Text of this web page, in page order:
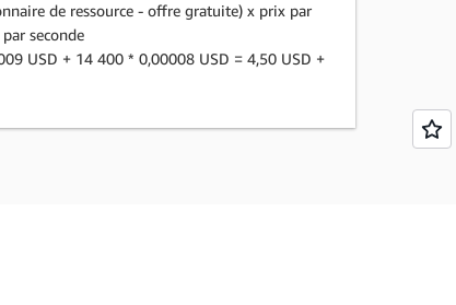
de ressource - offre gratuite) x prix par
seconde
USD + 14 400 * 0,00008 USD = 4,50 USD +